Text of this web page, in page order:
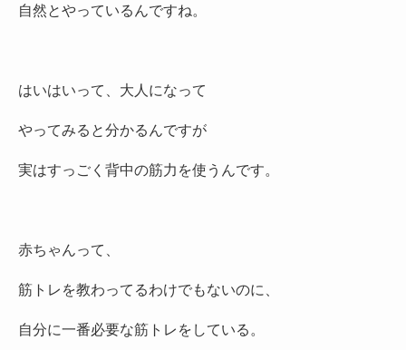
自然とやっているんですね。
はいはいって、大人になって
やってみると分かるんですが
実はすっごく背中の筋力を使うんです。
赤ちゃんって、
筋トレを教わってるわけでもないのに、
自分に一番必要な筋トレをしている。